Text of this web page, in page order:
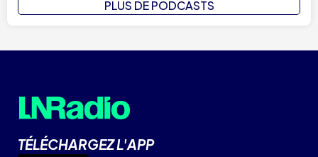
PLUS DE PODCASTS
TÉLÉCHARGEZ L'APP